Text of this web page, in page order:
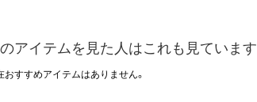
アイテムを見た人はこれも見ています
おすすめアイテムはありません。